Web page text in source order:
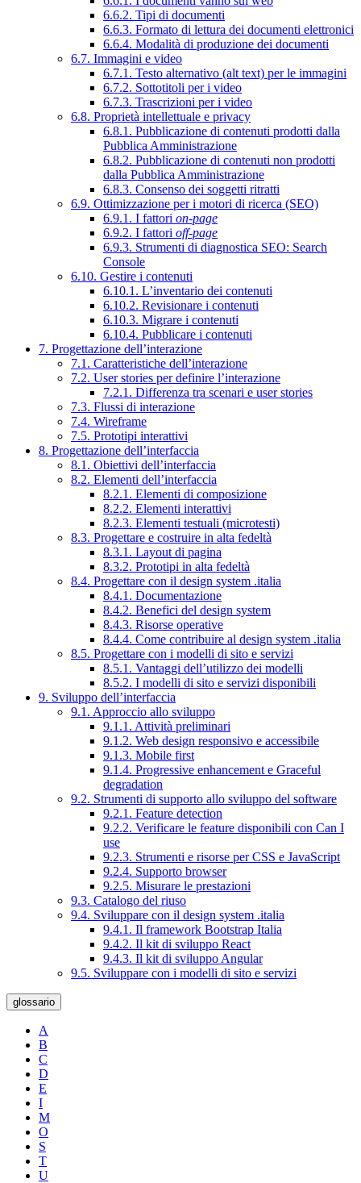
6.6.2. Tipi di documenti
6.6.3. Formato di lettura dei documenti elettronici
6.6.4. Modalità di produzione dei documenti
6.7. Immagini e video
6.7.1. Testo alternativo (alt text) per le immagini
6.7.2. Sottotitoli per i video
6.7.3. Trascrizioni per i video
6.8. Proprietà intellettuale e privacy
6.8.1. Pubblicazione di contenuti prodotti dalla
Pubblica Amministrazione
6.8.2. Pubblicazione di contenuti non prodotti
dalla Pubblica Amministrazione
6.8.3. Consenso dei soggetti ritratti
6.9. Ottimizzazione per i motori di ricerca (SEO)
6.9.1. I fattori on-page
6.9.2. I fattori off-page
6.9.3. Strumenti di diagnostica SEO: Search
Console
6.10. Gestire i contenuti
6.10.1. L’inventario dei contenuti
6.10.2. Revisionare i contenuti
6.10.3. Migrare i contenuti
6.10.4. Pubblicare i contenuti
7. Progettazione dell’interazione
7.1. Caratteristiche dell’interazione
7.2. User stories per definire l’interazione
7.2.1. Differenza tra scenari e user stories
7.3. Flussi di interazione
7.4. Wireframe
7.5. Prototipi interattivi
8. Progettazione dell’interfaccia
8.1. Obiettivi dell’interfaccia
8.2. Elementi dell’interfaccia
8.2.1. Elementi di composizione
8.2.2. Elementi interattivi
8.2.3. Elementi testuali (microtesti)
8.3. Progettare e costruire in alta fedeltà
8.3.1. Layout di pagina
8.3.2. Prototipi in alta fedeltà
8.4. Progettare con il design system .italia
8.4.1. Documentazione
8.4.2. Benefici del design system
8.4.3. Risorse operative
8.4.4. Come contribuire al design system .italia
8.5. Progettare con i modelli di sito e servizi
8.5.1. Vantaggi dell’utilizzo dei modelli
8.5.2. I modelli di sito e servizi disponibili
9. Sviluppo dell’interfaccia
9.1. Approccio allo sviluppo
9.1.1. Attività preliminari
9.1.2. Web design responsivo e accessibile
9.1.3. Mobile first
9.1.4. Progressive enhancement e Graceful
degradation
9.2. Strumenti di supporto allo sviluppo del software
9.2.1. Feature detection
9.2.2. Verificare le feature disponibili con Can I
use
9.2.3. Strumenti e risorse per CSS e JavaScript
9.2.4. Supporto browser
9.2.5. Misurare le prestazioni
9.3. Catalogo del riuso
9.4. Sviluppare con il design system .italia
9.4.1. Il framework Bootstrap Italia
9.4.2. Il kit di sviluppo React
9.4.3. Il kit di sviluppo Angular
9.5. Sviluppare con i modelli di sito e servizi
glossario
A
B
C
D
E
I
M
O
S
T
U